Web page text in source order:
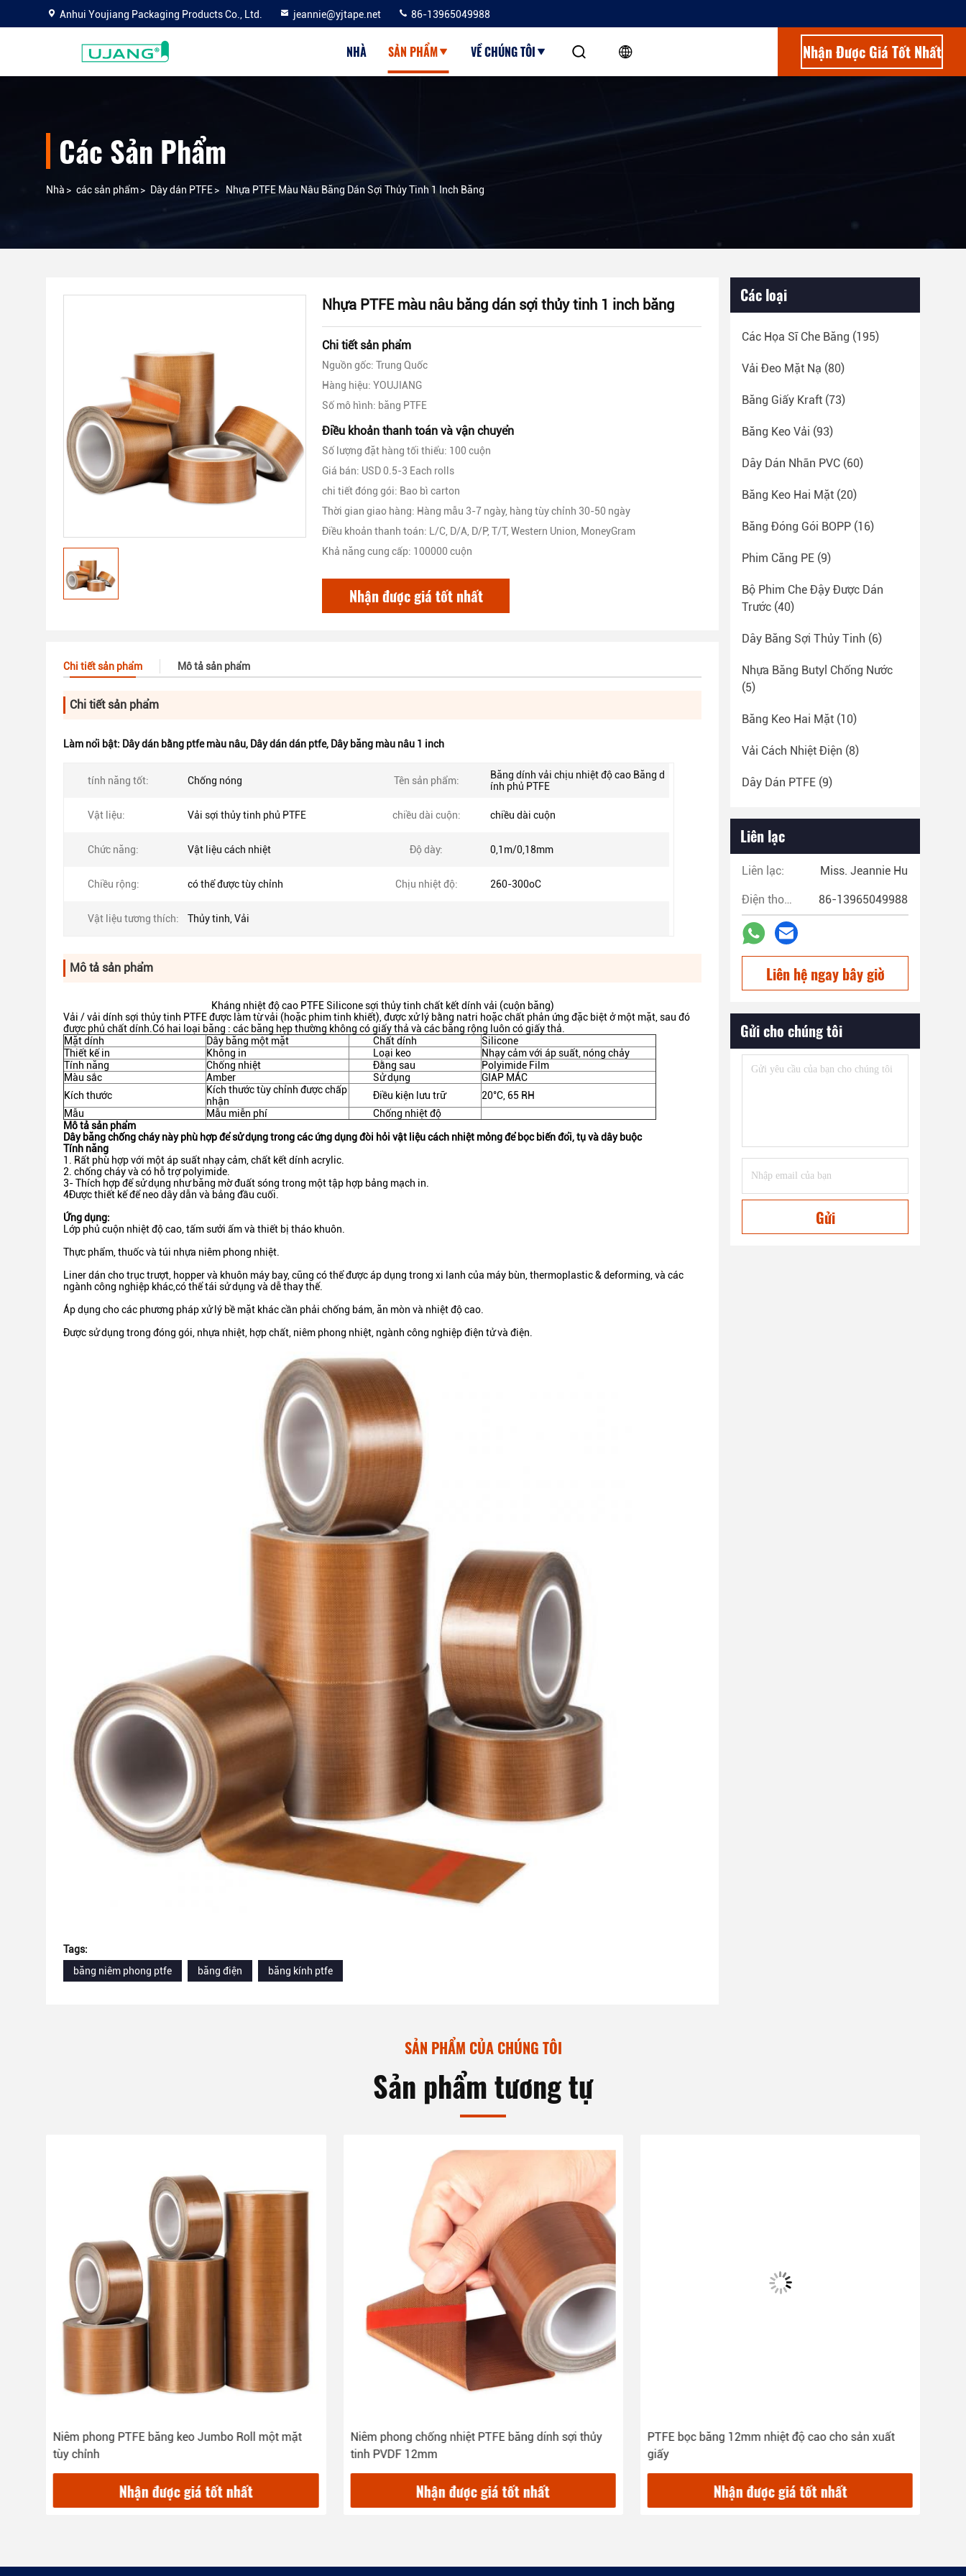
Anhui Youjiang Packaging Products Co., Ltd. jeannie@yjtape.net 86-13965049988
NHÀ SẢN PHẨM VỀ CHÚNG TÔI Nhận Được Giá Tốt Nhất
Các Sản Phẩm
Nhà > các sản phẩm> Dây dán PTFE> Nhựa PTFE Màu Nâu Băng Dán Sợi Thủy Tinh 1 Inch Băng
Nhựa PTFE màu nâu băng dán sợi thủy tinh 1 inch băng
Chi tiết sản phẩm
Nguồn gốc: Trung Quốc
Hàng hiệu: YOUJIANG
Số mô hình: băng PTFE
Điều khoản thanh toán và vận chuyển
Số lượng đặt hàng tối thiểu: 100 cuộn
Giá bán: USD 0.5-3 Each rolls
chi tiết đóng gói: Bao bì carton
Thời gian giao hàng: Hàng mẫu 3-7 ngày, hàng tùy chỉnh 30-50 ngày
Điều khoản thanh toán: L/C, D/A, D/P, T/T, Western Union, MoneyGram
Khả năng cung cấp: 100000 cuộn
Nhận được giá tốt nhất
Chi tiết sản phẩm Mô tả sản phẩm
Chi tiết sản phẩm
Làm nổi bật: Dây dán bằng ptfe màu nâu, Dây dán dán ptfe, Dây băng màu nâu 1 inch
tính năng tốt: Chống nóng Tên sản phẩm:
Băng dính vải chịu nhiệt độ cao Băng d
ính phủ PTFE
Vật liệu: Vải sợi thủy tinh phủ PTFE chiều dài cuộn: chiều dài cuộn
Chức năng: Vật liệu cách nhiệt Độ dày: 0,1m/0,18mm
Chiều rộng: có thể được tùy chỉnh Chịu nhiệt độ: 260-300oC
Vật liệu tương thích: Thủy tinh, Vải
Mô tả sản phẩm
Kháng nhiệt độ cao PTFE Silicone sợi thủy tinh chất kết dính vải (cuộn băng)
Vải / vải dính sợi thủy tinh PTFE được làm từ vải (hoặc phim tinh khiết), được xử lý bằng natri hoặc chất phản ứng đặc biệt ở một mặt, sau đó
được phủ chất dính.Có hai loại băng : các băng hẹp thường không có giấy thả và các băng rộng luôn có giấy thả.
Mặt dính
Dây băng một mặt Chất dính
Silicone
Thiết kế in
Không in Loại keo
Nhạy cảm với áp suất, nóng chảy
Tính năng
Chống nhiệt Đằng sau
Polyimide Film
Màu sắc
Amber Sử dụng
GIAP MÁC
Kích thước
Kích thước tùy chỉnh được chấp
nhận
Điều kiện lưu trữ
20°C, 65 RH
Mẫu
Mẫu miễn phí
Chống nhiệt độ
Mô tả sản phẩm
Dây băng chống cháy này phù hợp để sử dụng trong các ứng dụng đòi hỏi vật liệu cách nhiệt mỏng để bọc biến đổi, tụ và dây buộc
Tính năng
1. Rất phù hợp với một áp suất nhạy cảm, chất kết dính acrylic.
2. chống cháy và có hỗ trợ polyimide.
3- Thích hợp để sử dụng như băng mờ đuất sóng trong một tập hợp bảng mạch in.
4Được thiết kế để neo dây dẫn và bảng đầu cuối.
Ứng dụng:
Lớp phủ cuộn nhiệt độ cao, tấm sưởi ấm và thiết bị tháo khuôn.
Thực phẩm, thuốc và túi nhựa niêm phong nhiệt.
Liner dán cho trục trượt, hopper và khuôn máy bay, cũng có thể được áp dụng trong xi lanh của máy bùn, thermoplastic & deforming, và các
ngành công nghiệp khác,có thể tái sử dụng và dễ thay thế.
Áp dụng cho các phương pháp xử lý bề mặt khác cần phải chống bám, ăn mòn và nhiệt độ cao.
Được sử dụng trong đóng gói, nhựa nhiệt, hợp chất, niêm phong nhiệt, ngành công nghiệp điện tử và điện.
Tags:
băng niêm phong ptfe
băng điện băng kính ptfe
Các loại
Các Họa Sĩ Che Băng (195)
Vải Đeo Mặt Nạ (80)
Băng Giấy Kraft (73)
Băng Keo Vải (93)
Dây Dán Nhãn PVC (60)
Băng Keo Hai Mặt (20)
Băng Đóng Gói BOPP (16)
Phim Căng PE (9)
Bộ Phim Che Đậy Được Dán
Trước (40)
Dây Băng Sợi Thủy Tinh (6)
Nhựa Băng Butyl Chống Nước
(5)
Băng Keo Hai Mặt (10)
Vải Cách Nhiệt Điện (8)
Dây Dán PTFE (9)
Liên lạc
Liên lạc: Miss. Jeannie Hu
Điện thoại: 86-13965049988
Liên hệ ngay bây giờ
Gửi cho chúng tôi
Gửi
SẢN PHẨM CỦA CHÚNG TÔI
Sản phẩm tương tự
Niêm phong PTFE băng keo Jumbo Roll một mặt
tùy chỉnh
Nhận được giá tốt nhất
Niêm phong chống nhiệt PTFE băng dính sợi thủy
tinh PVDF 12mm
Nhận được giá tốt nhất
PTFE bọc băng 12mm nhiệt độ cao cho sản xuất
giấy
Nhận được giá tốt nhất